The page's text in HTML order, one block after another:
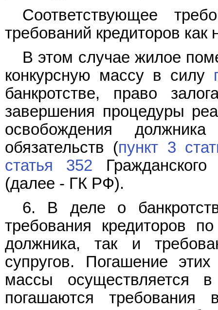
Соответствующее
требований кредиторов как
В этом случае жилое
конкурсную массу в силу
банкротстве, право
завершения процедуры
освобождения
обязательств (пункт 3
статья 352
(далее - ГК РФ).
6. В деле о
требования кредиторов
должника, так и
супругов. Погашение
массы осуществляется
погашаются